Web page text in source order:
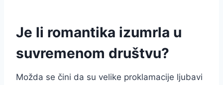
Je li romantika izumrla u
suvremenom društvu?
Možda se čini da su velike proklamacije ljubavi